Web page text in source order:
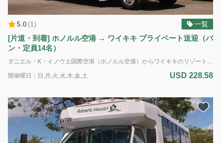
5.0(1) 一覧
[片道・到着] ホノルル空港 → ワイキキ プライベート送迎（バ
ン・定員14名）
ダニエル・K・イノウエ国際空港（ホノルル空港）からワイキキのリゾート/宿泊施設（送迎はフロントを有するホテルおよびホテル管理体制のあるコンドミニアムのみ）へのプライベート送迎サービス。 到着専用 車種： バン 定員： 最大14名様（標準サイズの荷物14個まで） *追加のバッグ、大型の荷物、サーフボード、または自転車の持ち込みはできません。 *ADA（アメリカの障害者法に基づく配慮）：車椅子のアシスタントが利用可能です。障害による特別な配慮が必要な場合は、予約時に具体的な要件をお知らせください。ご利用可能な車両に限りがあるため、ADA対応の車両の予約はサービス提供日時の最低7日前までに行う必要があります。障害のある旅行者のニーズに対応するため努めてまいります。 電動車椅子やスクーターの場合：車椅子とお客様の合計重量は500ポンド(226kg)を超えてはいけません。利用可能なプラットフォームの寸法は48インチ(121cm)×30インチ(76cm)です。また、ドライバーが荷室に運ぶことのできる最大重量は50ポンド(22kg)です。ご理解とご協力をお願いいたします。
開催曜日：日,月,火,水,木,金,土 USD 228.58